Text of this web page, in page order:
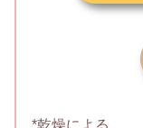
*乾燥による